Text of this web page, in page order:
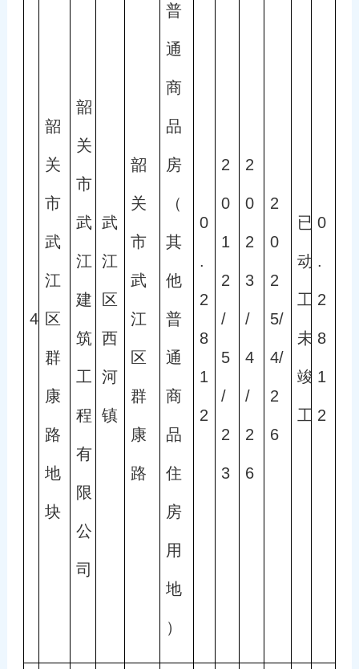
4
韶
关
市
武
江
区
群
康
路
地
块
韶
关
市
武
江
建
筑
工
程
有
限
公
司
武
江
区
西
河
镇
韶
关
市
武
江
区
群
康
路
普
通
商
品
房
（
其
他
普
通
商
品
住
房
用
地
）
0
.
2
8
1
2
2
0
1
2
/
5
/
2
3
2
0
2
3
/
4
/
2
6
2
0
2
5/
4/
2
6
已
动
工
未
竣
工
0
.
2
8
1